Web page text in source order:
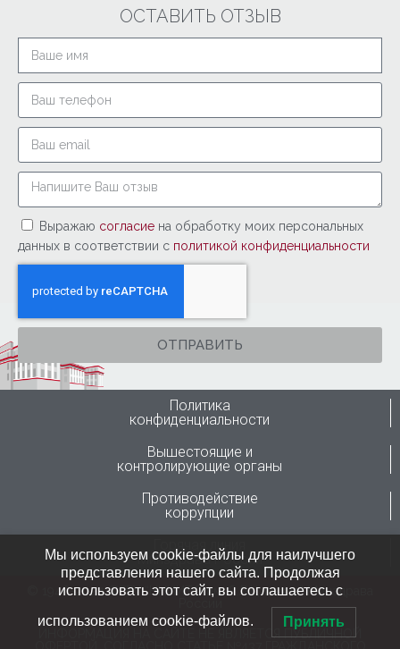
ОСТАВИТЬ ОТЗЫВ
Выражаю согласие на обработку моих персональных
данных в соответствии с политикой конфиденциальности
ОТПРАВИТЬ
Политика
конфиденциальности
Вышестоящие и
контролирующие органы
Противодействие
коррупции
Горячая линия
Минздрава России
© 1946-2024 ФГБУ “ННИИТО им. Я.Л.Цивьяна” Минздрава
ИНФОРМАЦИЯ НА САЙТЕ НЕ ЯВЛЯЕТСЯ ПУБЛИЧНОЙ
Мы используем cookie-файлы для наилучшего
представления нашего сайта. Продолжая
использовать этот сайт, вы соглашаетесь с
использованием cookie-файлов. Принять